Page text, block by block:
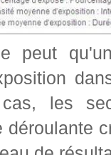
peut
les
déroulante